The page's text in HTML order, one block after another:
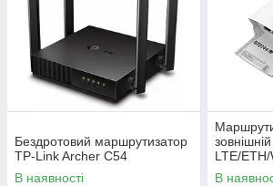
Бездротовий маршрутизатор
TP-Link Archer C54
В наявності
зовнішній
LTE/
БЖ
В